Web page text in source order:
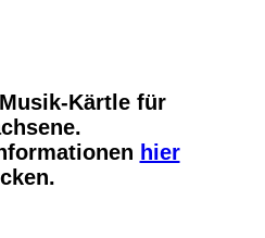
Kärtle für
hier